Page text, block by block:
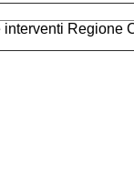
Regione